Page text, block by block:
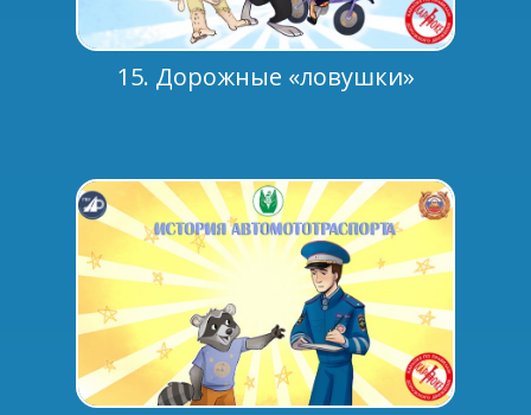
15. Дорожные «ловушки»